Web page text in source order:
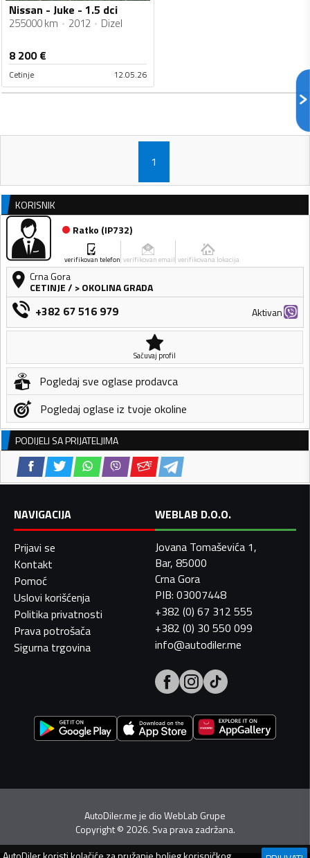
Nissan - Juke - 1.5 dci
255000 km 2012 Dizel
8 200€
Cetinje 12.05.26
1
KORISNIK
Ratko (IP732)
verifikovan telefon verifikovan email verifikovana lokacija
Crna Gora
CETINJE/ > OKOLINA GRADA
+382 67 516 979 Aktivan
Sačuvaj profil
Pogledaj sve oglase prodavca
Pogledaj oglase iz tvoje okoline
PODIJELI SA PRIJATELJIMA
NAVIGACIJA
Prijavi se
Kontakt
Pomoć
Uslovi korišćenja
Politika privatnosti
Prava potrošača
Sigurna trgovina
WEBLAB D.O.O.
Jovana Tomaševića 1,
Bar, 85000
Crna Gora
PIB: 03007448
+382 (0) 67 312 555
+382 (0) 30 550 099
info@autodiler.me
AutoDiler.me je dioWebLab Grupe
Copyright© 2026. Sva prava zadržana.